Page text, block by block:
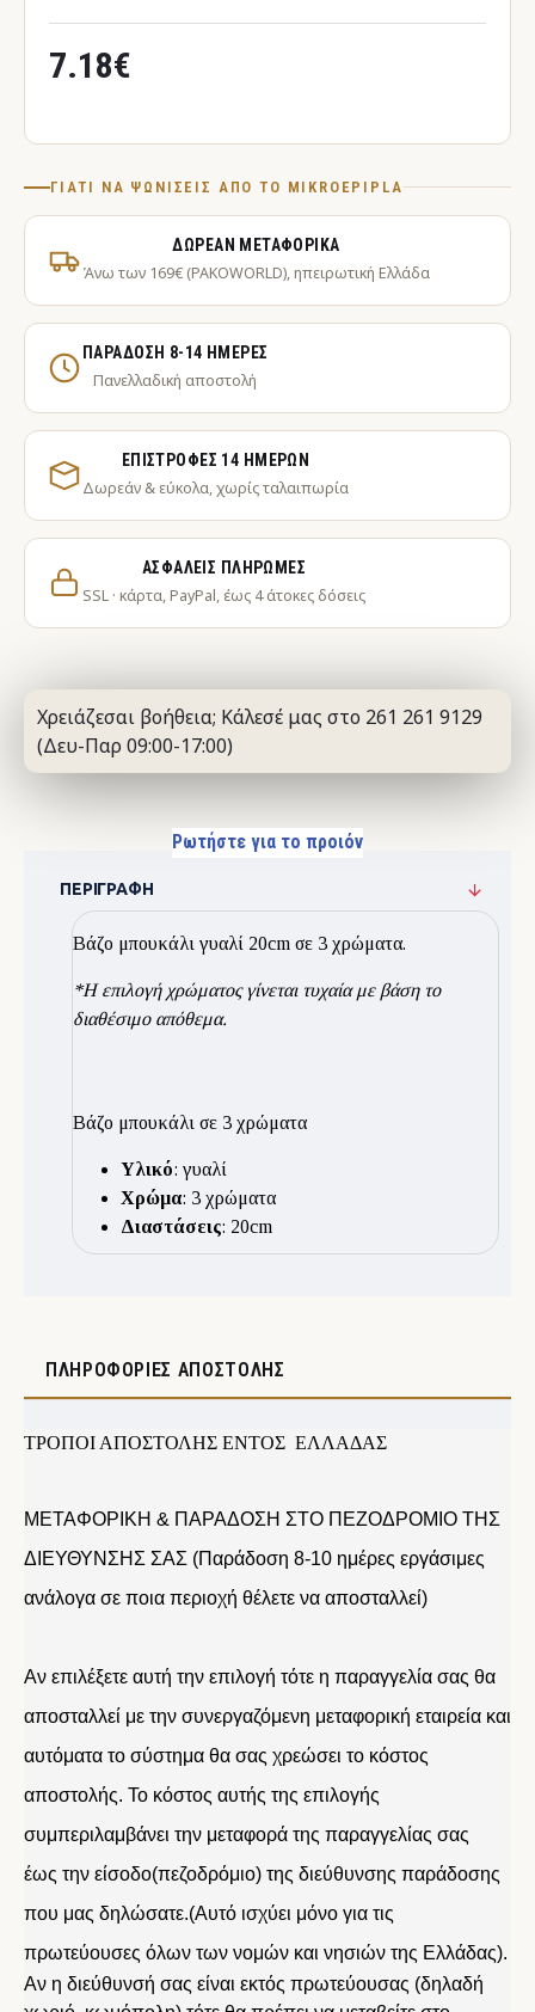
7.18€
ΓΙΑΤΊ ΝΑ ΨΩΝΊΣΕΙΣ ΑΠΌ ΤΟ MIKROEPIPLA
ΔΩΡΕΆΝ ΜΕΤΑΦΟΡΙΚΆ
Άνω των 169€ (PAKOWORLD), ηπειρωτική Ελλάδα
ΠΑΡΆΔΟΣΗ 8-14 ΗΜΈΡΕΣ
Πανελλαδική αποστολή
ΕΠΙΣΤΡΟΦΈΣ 14 ΗΜΕΡΏΝ
Δωρεάν & εύκολα, χωρίς ταλαιπωρία
ΑΣΦΑΛΕΊΣ ΠΛΗΡΩΜΈΣ
SSL · κάρτα, PayPal, έως 4 άτοκες δόσεις
Χρειάζεσαι βοήθεια; Κάλεσέ μας στο 261 261 9129
(Δευ-Παρ 09:00-17:00)
Ρωτήστε για το προιόν
ΠΕΡΙΓΡΑΦΉ
Βάζο μπουκάλι γυαλί 20cm σε 3 χρώματα.
*Η επιλογή χρώματος γίνεται τυχαία με βάση το
διαθέσιμο απόθεμα.
Βάζο μπουκάλι σε 3 χρώματα
Υλικό: γυαλί
Χρώμα: 3 χρώματα
Διαστάσεις: 20cm
ΠΛΗΡΟΦΟΡΊΕΣ ΑΠΟΣΤΟΛΉΣ
ΤΡΟΠΟΙ ΑΠΟΣΤΟΛΗΣ ΕΝΤΟΣ ΕΛΛΑΔΑΣ
ΜΕΤΑΦΟΡΙΚΗ & ΠΑΡΑΔΟΣΗ ΣΤΟ ΠΕΖΟΔΡΟΜΙΟ ΤΗΣ
ΔΙΕΥΘΥΝΣΗΣ ΣΑΣ (Παράδοση 8-10 ημέρες εργάσιμες
ανάλογα σε ποια περιοχή θέλετε να αποσταλλεί)
Αν επιλέξετε αυτή την επιλογή τότε η παραγγελία σας θα
αποσταλλεί με την συνεργαζόμενη μεταφορική εταιρεία και
αυτόματα το σύστημα θα σας χρεώσει το κόστος
αποστολής. Το κόστος αυτής της επιλογής
συμπεριλαμβάνει την μεταφορά της παραγγελίας σας
έως την είσοδο(πεζοδρόμιο) της διεύθυνσης παράδοσης
που μας δηλώσατε.(Αυτό ισχύει μόνο για τις
πρωτεύουσες όλων των νομών και νησιών της Ελλάδας).
Αν η διεύθυνσή σας είναι εκτός πρωτεύουσας (δηλαδή